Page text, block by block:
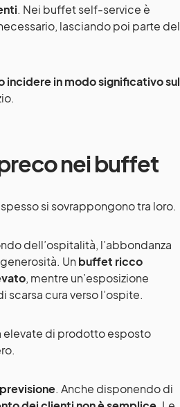
. Nei buffet self-service è
lasciando poi parte del
in modo significativo sul
nei buffet
si sovrappongono tra loro.
dell’ospitalità, l’abbondanza
Un buffet ricco
, mentre un’esposizione
cura verso l’ospite.
elevate di prodotto esposto
. Anche disponendo di